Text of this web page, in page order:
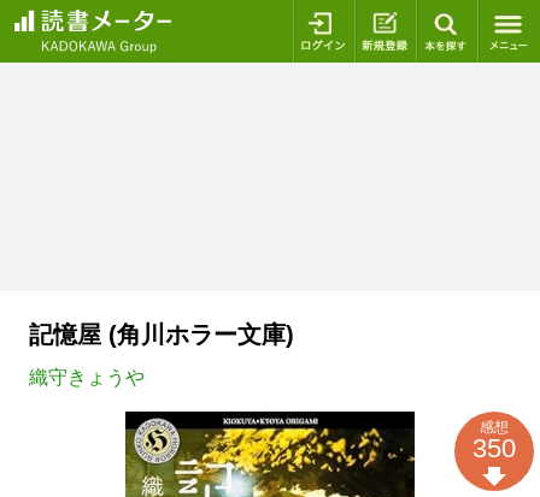
ログイン 新規登録
記憶屋 (角川ホラー文庫)
織守きょうや
感想
350